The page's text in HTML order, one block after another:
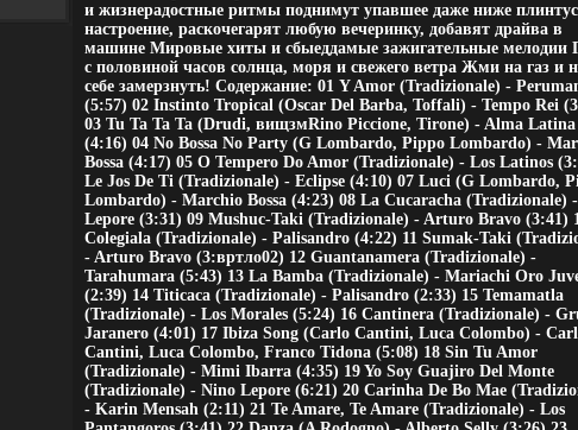
и жизнерадостные ритмы поднимут упавшее даже ниже
настроение, раскочегарят любую вечеринку, добавят драйва в
машине Мировые хиты и сбыеддамые зажигательные мелодии
с половиной часов солнца, моря и свежего ветра Жми на газ и
себе замерзнуть! Содержание: 01 Y Amor (Tradizionale) -
(5:57) 02 Instinto Tropical (Oscar Del Barba, Toffali) - Tempo Rei
03 Tu Ta Ta Ta (Drudi, вищзмRino Piccione, Tirone) - Alma Latina
(4:16) 04 No Bossa No Party (G Lombardo, Pippo Lombardo) -
Bossa (4:17) 05 O Tempero Do Amor (Tradizionale) - Los Latinos
Le Jos De Ti (Tradizionale) - Eclipse (4:10) 07 Luci (G Lombardo,
Lombardo) - Marchio Bossa (4:23) 08 La Cucaracha (Tradizionale) -
Lepore (3:31) 09 Mushuc-Taki (Tradizionale) - Arturo Bravo (3:41)
Colegiala (Tradizionale) - Palisandro (4:22) 11 Sumak-Taki
- Arturo Bravo (3:вртло02) 12 Guantanamera (Tradizionale) -
Tarahumara (5:43) 13 La Bamba (Tradizionale) - Mariachi Oro
(2:39) 14 Titicaca (Tradizionale) - Palisandro (2:33) 15 Temamatla
(Tradizionale) - Los Morales (5:24) 16 Cantinera (Tradizionale) -
Jaranero (4:01) 17 Ibiza Song (Carlo Cantini, Luca Colombo) -
Cantini, Luca Colombo, Franco Tidona (5:08) 18 Sin Tu Amor
(Tradizionale) - Mimi Ibarra (4:35) 19 Yo Soy Guajiro Del Monte
(Tradizionale) - Nino Lepore (6:21) 20 Carinha De Bo Mae
- Karin Mensah (2:11) 21 Te Amare, Te Amare (Tradizionale) - Los